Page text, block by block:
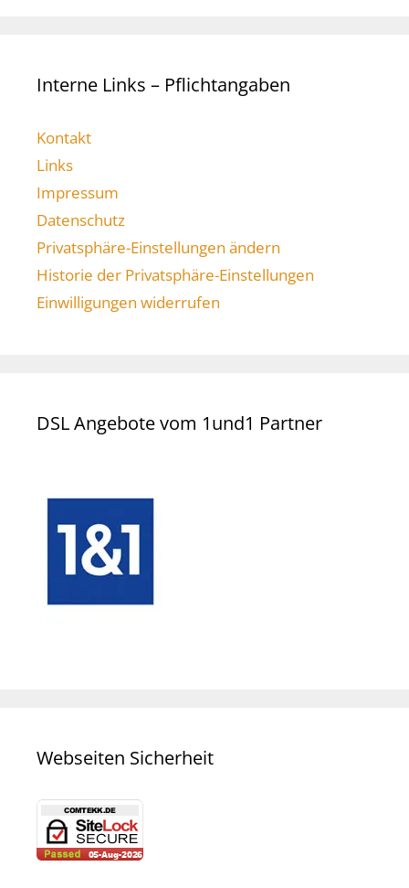
Interne Links – Pflichtangaben
Kontakt
Links
Impressum
Datenschutz
Privatsphäre-Einstellungen ändern
Historie der Privatsphäre-Einstellungen
Einwilligungen widerrufen
DSL Angebote vom 1und1 Partner
Webseiten Sicherheit